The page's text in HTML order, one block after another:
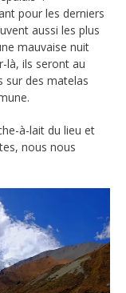
pour les derniers
aussi les plus
mauvaise nuit
là, ils seront au
sur des matelas
à-lait du lieu et
nous nous